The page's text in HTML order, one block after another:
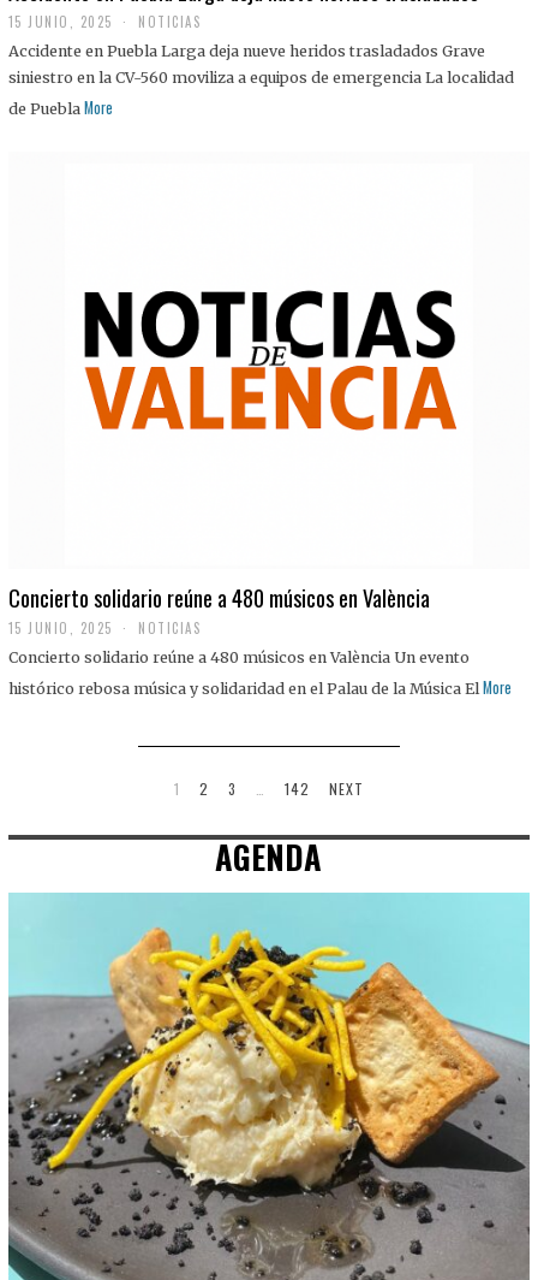
15 JUNIO, 2025 NOTICIAS
Accidente en Puebla Larga deja nueve heridos trasladados Grave
siniestro en la CV-560 moviliza a equipos de emergencia La localidad
de Puebla More
Concierto solidario reúne a 480 músicos en València
15 JUNIO, 2025 NOTICIAS
Concierto solidario reúne a 480 músicos en València Un evento
histórico rebosa música y solidaridad en el Palau de la Música El More
1 2 3 142 NEXT
AGENDA